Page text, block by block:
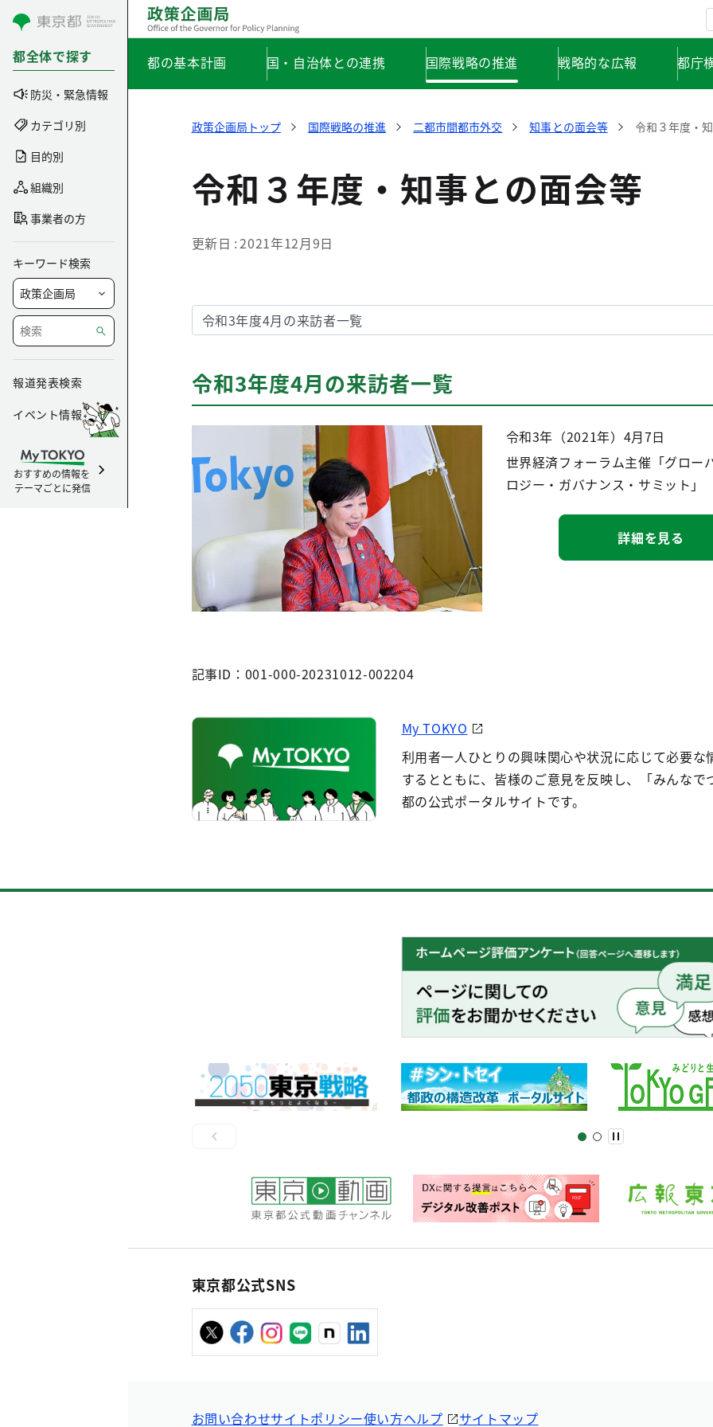
コンテンツにスキップ
都全体で探す
防災・緊急情報
カテゴリ別
目的別
組織別
事業者の方
キーワード検索
報道発表検索
イベント情報
おすすめの情報を
テーマごとに発信
都の基本計画 国・自治体との連携 国際戦略の推進 戦略的な広報 都庁
政策企画局トップ 国際戦略の推進 二都市間都市外交 知事との面会等 令和３年度・
令和３年度・知事との面会等
更新日 2021年12月9日
令和3年度4月の来訪者一覧
令和3年（2021年）4月7日
世界経済フォーラム主催「グロー
ロジー・ガバナンス・サミット」
詳細を見る
記事ID：001-000-20231012-002204
My TOKYO
利用者一人ひとりの興味関心や状況に応じて必要な
するとともに、皆様のご意見を反映し、「みんなで
都の公式ポータルサイトです。
東京都公式SNS
お問い合わせサイトポリシー使い方ヘルプ サイトマップ